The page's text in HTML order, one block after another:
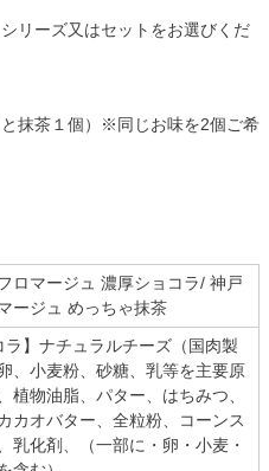
リーズ又はセットをお選びくだ
抹茶１個）※同じお味を2個ご希
ロマージュ 濃厚ショコラ/ 神戸
ージュ めっちゃ抹茶
ラ】ナチュラルチーズ（国肉製
、小麦粉、砂糖、乳等を主要原
植物油脂、パター、はちみつ、
カオバター、全粒粉、コーンス
乳化剤、（一部に・卵・小麦・